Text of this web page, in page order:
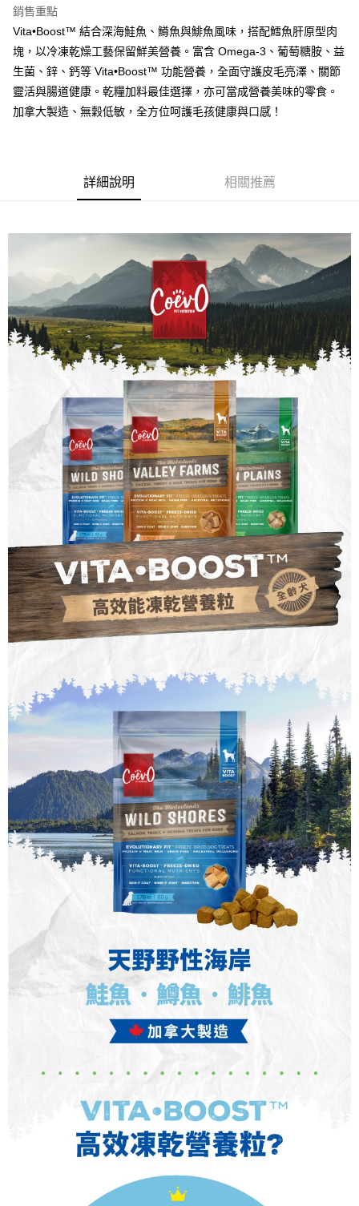
全家取貨付款
每筆NT$60，滿NT$899(含以上)免運費
7-11取貨付款
每筆NT$100，滿NT$899(含以上)免運費
海外配送 查看運費
銷售重點
Vita•Boost™ 結合深海鮭魚、鱒魚與鯡魚風味，搭配鱈魚肝原型肉
塊，以冷凍乾燥工藝保留鮮美營養。富含 Omega‑3、葡萄糖胺、益
生菌、鋅、鈣等 Vita•Boost™ 功能營養，全面守護皮毛亮澤、關節
靈活與腸道健康。乾糧加料最佳選擇，亦可當成營養美味的零食。
加拿大製造、無穀低敏，全方位呵護毛孩健康與口感！
詳細說明 相關推薦